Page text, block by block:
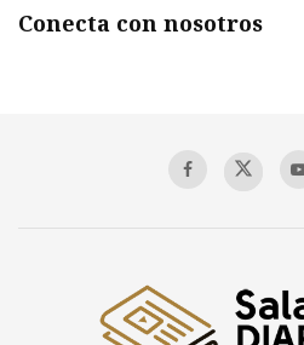
Conecta con nosotros